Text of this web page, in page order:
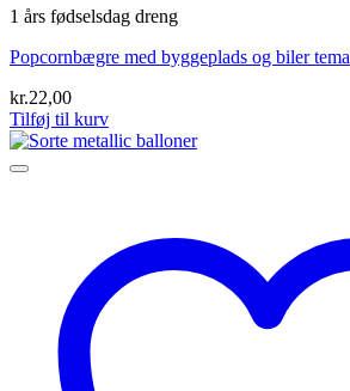
1 års fødselsdag dreng
Popcornbægre med byggeplads og biler tema
kr.22,00
Tilføj til kurv